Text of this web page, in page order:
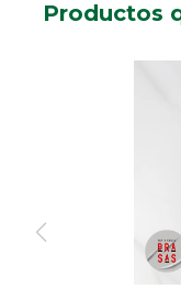
Productos